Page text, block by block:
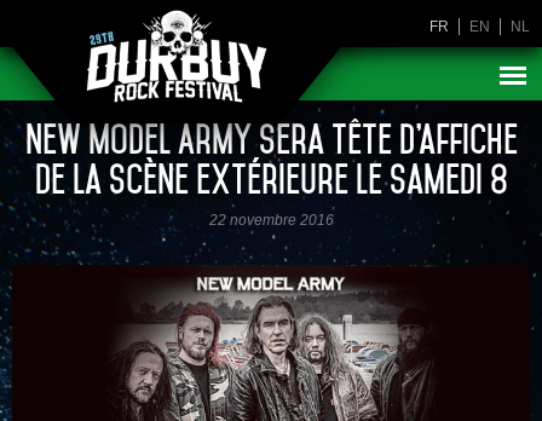
FR EN NL
New Model Army sera tête d’affiche
de la scène extérieure le samedi 8
22 novembre 2016